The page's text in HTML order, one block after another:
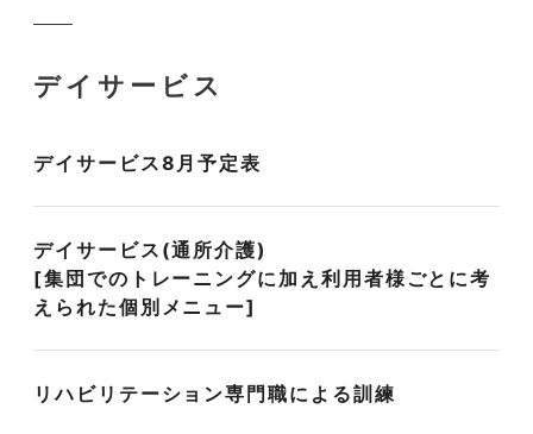
デイサービス
デイサービス8月予定表
デイサービス(通所介護)
[集団でのトレーニングに加え利用者様ごとに考
えられた個別メニュー]
リハビリテーション専門職による訓練